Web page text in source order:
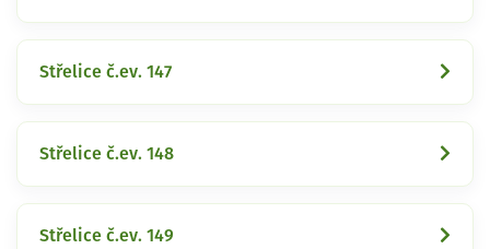
Střelice č.ev. 147
Střelice č.ev. 148
Střelice č.ev. 149